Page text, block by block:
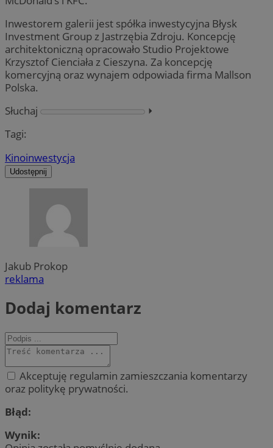
Inwestorem galerii jest spółka inwestycyjna Błysk
Investment Group z Jastrzębia Zdroju. Koncepcję
architektoniczną opracowało Studio Projektowe
Krzysztof Cienciała z Cieszyna. Za koncepcję
komercyjną oraz wynajem odpowiada firma Mallson
Polska.
Słuchaj
⏵︎
Tagi:
Kinoinwestycja
Udostępnij
Jakub Prokop
reklama
Dodaj komentarz
Akceptuję regulamin zamieszczania komentarzy
oraz politykę prywatności.
Błąd:
Wynik: